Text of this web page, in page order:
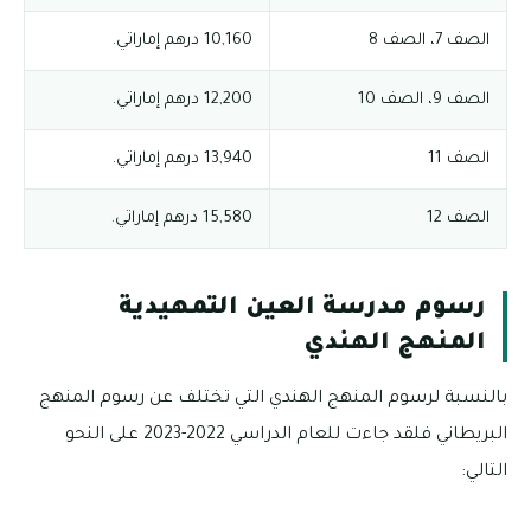
الصف 7، الصف 8 10,160 درهم إماراتي.
الصف 9، الصف 10 12,200 درهم إماراتي.
الصف 11 13,940 درهم إماراتي.
الصف 12 15,580 درهم إماراتي.
رسوم مدرسة العين التمهيدية
المنهج الهندي
بالنسبة لرسوم المنهج الهندي التي تختلف عن رسوم المنهج
البريطاني فلقد جاءت للعام الدراسي 2022-2023 على النحو
التالي: